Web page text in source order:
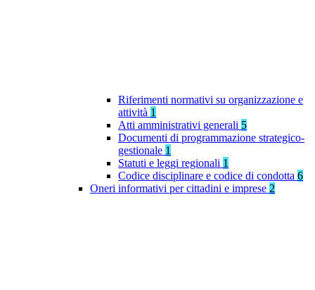
Riferimenti normativi su organizzazione e
attività 1
Atti amministrativi generali 5
Documenti di programmazione strategico-
gestionale 1
Statuti e leggi regionali 1
Codice disciplinare e codice di condotta 6
Oneri informativi per cittadini e imprese 2